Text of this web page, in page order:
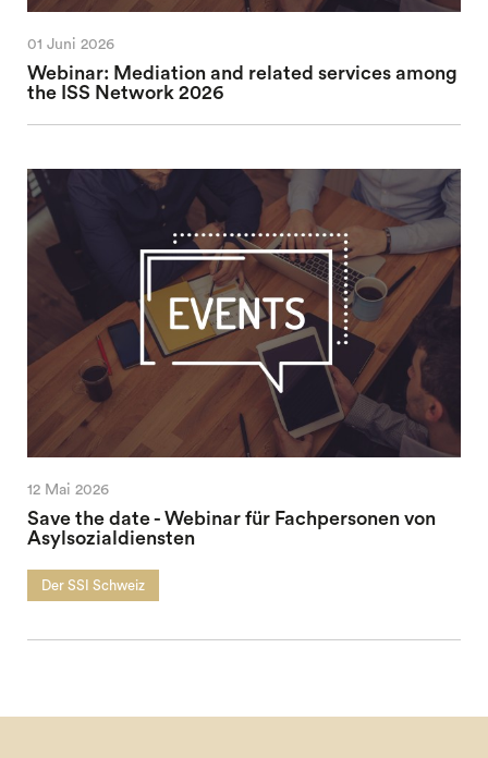
01 Juni 2026
Webinar: Mediation and related services among
the ISS Network 2026
12 Mai 2026
Save the date - Webinar für Fachpersonen von
Asylsozialdiensten
Der SSI Schweiz